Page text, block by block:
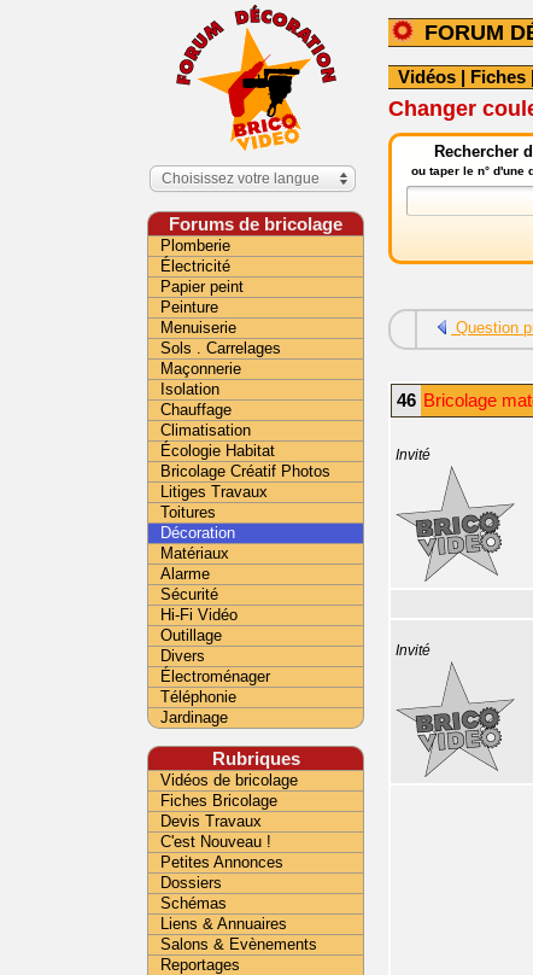
FORUM
Vidéos | Fiches |
Changer
Rechercher
ou taper le n° d'une
Question
46 Bricolage
Invité
Invité
Choisissez votre langue
Forums de bricolage
Plomberie
Électricité
Papier peint
Peinture
Menuiserie
Sols . Carrelages
Maçonnerie
Isolation
Chauffage
Climatisation
Écologie Habitat
Bricolage Créatif Photos
Litiges Travaux
Toitures
Décoration
Matériaux
Alarme
Sécurité
Hi-Fi Vidéo
Outillage
Divers
Électroménager
Téléphonie
Jardinage
Rubriques
Vidéos de bricolage
Fiches Bricolage
Devis Travaux
C'est Nouveau !
Petites Annonces
Dossiers
Schémas
Liens & Annuaires
Salons & Evènements
Reportages